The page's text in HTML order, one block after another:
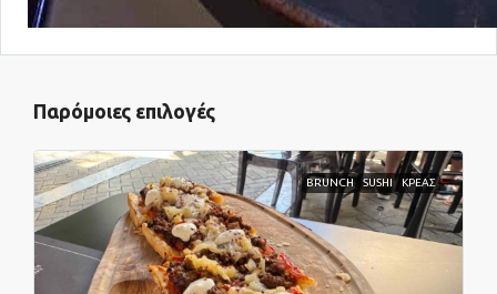
Παρόμοιες επιλογές
BRUNCH SUSHI ΚΡΕΑΣ